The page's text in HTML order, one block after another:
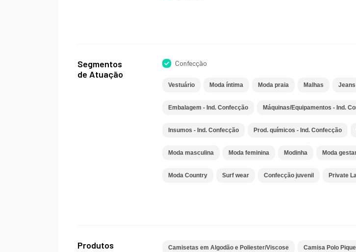
Segmentos
de Atuação
Confecção
Vestuário Moda íntima Moda praia Malhas Jeans
Embalagem - Ind. Confecção Máquinas/Equipamentos - Ind.
Insumos - Ind. Confecção Prod. químicos - Ind. Confecção
Moda masculina Moda feminina Modinha Moda
Moda Country Surf wear Confecção juvenil Private
Produtos Camisetas em Algodão e Poliester/Viscose Camisa Polo